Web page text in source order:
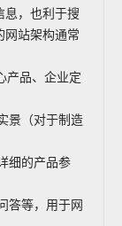
息，也利于搜
网站架构通常
产品、企业定
景（对于制造
细的产品参
答等，用于网